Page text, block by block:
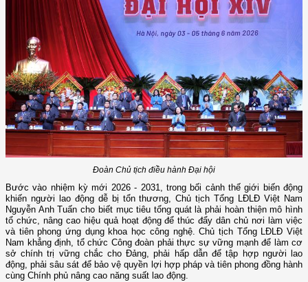
Đoàn Chủ tịch điều hành Đại hội
Bước vào nhiệm kỳ mới 2026 - 2031, trong bối cảnh thế giới biến động
khiến người lao động dễ bị tổn thương, Chủ tịch Tổng LĐLĐ Việt Nam
Nguyễn Anh Tuấn cho biết mục tiêu tổng quát là phải hoàn thiện mô hình
tổ chức, nâng cao hiệu quả hoạt động để thúc đẩy dân chủ nơi làm việc
và tiên phong ứng dụng khoa học công nghệ. Chủ tịch Tổng LĐLĐ Việt
Nam khẳng định, tổ chức Công đoàn phải thực sự vững mạnh để làm cơ
sở chính trị vững chắc cho Đảng, phải hấp dẫn để tập hợp người lao
động, phải sâu sát để bảo vệ quyền lợi hợp pháp và tiên phong đồng hành
cùng Chính phủ nâng cao năng suất lao động.